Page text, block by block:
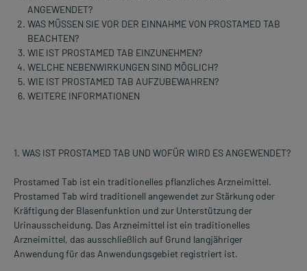
ANGEWENDET?
WAS MÜSSEN SIE VOR DER EINNAHME VON PROSTAMED TAB
BEACHTEN?
WIE IST PROSTAMED TAB EINZUNEHMEN?
WELCHE NEBENWIRKUNGEN SIND MÖGLICH?
WIE IST PROSTAMED TAB AUFZUBEWAHREN?
WEITERE INFORMATIONEN
1. WAS IST PROSTAMED TAB UND WOFÜR WIRD ES ANGEWENDET?
Prostamed Tab ist ein traditionelles pflanzliches Arzneimittel.
Prostamed Tab wird traditionell angewendet zur Stärkung oder
Kräftigung der Blasenfunktion und zur Unterstützung der
Urinausscheidung. Das Arzneimittel ist ein traditionelles
Arzneimittel, das ausschließlich auf Grund langjähriger
Anwendung für das Anwendungsgebiet registriert ist.